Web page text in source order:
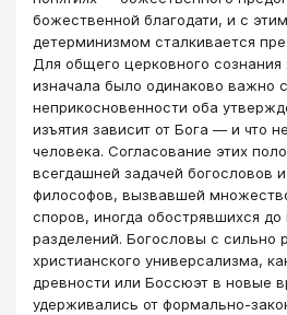
божественной благодати, и с
детерминизмом сталкивается
Для общего церковного сознания
изначала было одинаково важно
неприкосновенности оба
изъятия зависит от Бога — и что
человека. Согласование этих
всегдашней задачей богословов
философов, вызвавшей
споров, иногда обострявшихся
разделений. Богословы с сильно
христианского универсализма,
древности или Боссюэт в новые
удерживались от формально-